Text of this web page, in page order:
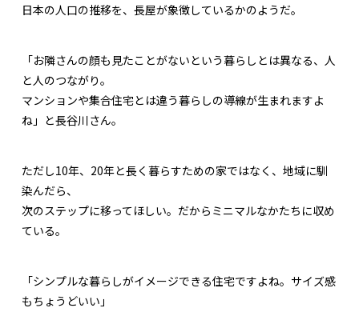
日本の人口の推移を、長屋が象徴しているかのようだ。
「お隣さんの顔も見たことがないという暮らしとは異なる、人
と人のつながり。
マンションや集合住宅とは違う暮らしの導線が生まれますよ
ね」と長谷川さん。
ただし10年、20年と長く暮らすための家ではなく、地域に馴
染んだら、
次のステップに移ってほしい。だからミニマルなかたちに収め
ている。
「シンプルな暮らしがイメージできる住宅ですよね。サイズ感
もちょうどいい」